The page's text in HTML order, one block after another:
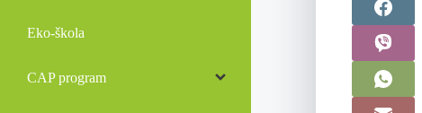
Eko-škola
CAP program